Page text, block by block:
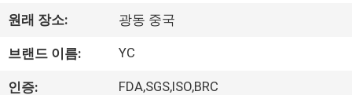
우
리
에
원래 장소: 광동 중국
브랜드 이름: YC
인증: FDA,SGS,ISO,BRC